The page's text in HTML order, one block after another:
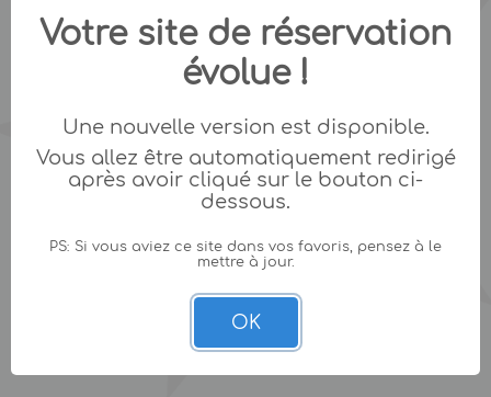
Votre site de réservation
évolue !
Une nouvelle version est disponible.
Vous allez être automatiquement redirigé
après avoir cliqué sur le bouton ci-
dessous.
PS: Si vous aviez ce site dans vos favoris, pensez à le
mettre à jour.
OK